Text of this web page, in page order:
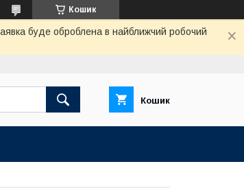
Кошик
буде оброблена в найближчий робочий
Кошик